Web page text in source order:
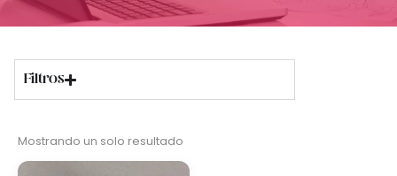
Filtros
Mostrando un solo resultado